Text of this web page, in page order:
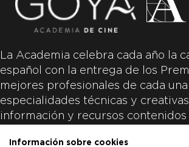
La Academia celebra cada año la
español con la entrega de los
mejores profesionales de cada
especialidades técnicas y
información y recursos contenidos
Información sobre cookies